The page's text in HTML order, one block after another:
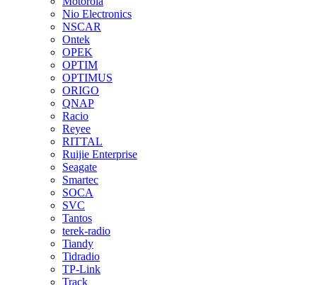
Nio Electronics
NSCAR
Ontek
OPEK
OPTIM
OPTIMUS
ORIGO
QNAP
Racio
Reyee
RITTAL
Ruijie Enterprise
Seagate
Smartec
SOCA
SVC
Tantos
terek-radio
Tiandy
Tidradio
TP-Link
Track